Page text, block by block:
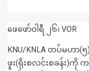
ဖေဖော်ဝါရီ ၂၆၊ VOR
KNU/KNLA တပ်မဟာ
ဖူး(ရိုးစလင်းစခန်း)ကို